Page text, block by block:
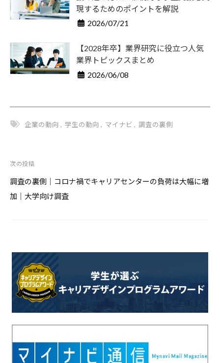
現するためのポイントを解説
2026/07/21
【2028年卒】業界研究に役立つ人気
業界トピックスまとめ
2026/06/08
企業の動向 , 学生の動向 , マイナビ , 調査の裏側
投
稿
ナ
ョ
ン
次の投稿
調査の裏側｜コロナ禍でキャリアセンターの負荷は大幅に増
加｜大学向け調査